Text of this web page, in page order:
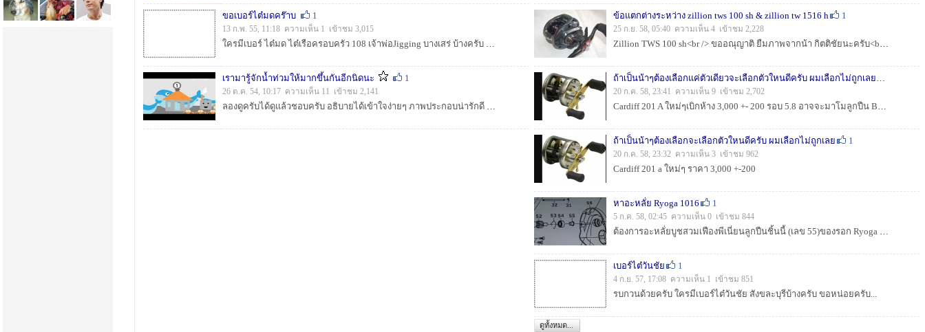
ขอเบอร์ไต๋มดคร๊าบ 1
13 ก.พ. 55, 11:18 ความเห็น 1 เข้าชม 3,015
ใครมีเบอร์ ไต๋มด ไต๋เรือครอบครัว 108 เจ้าพ่อJigging บางเสร่ บ้างครับ ผมรบกวนขอหน่อยครับ พอดีเบอร์ที่ผมมีคือ 081 945 3119 โทรไปแล้ว ไม่สามารถติ...
เรามารู้จักน้ำท่วมให้มากขึ้นกันอีกนิดนะ 1
26 ต.ค. 54, 10:17 ความเห็น 11 เข้าชม 2,141
ลองดูครับได้ดูแล้วชอบครับ อธิบายได้เข้าใจง่ายๆ ภาพประกอบน่ารักดี มีประโยชน์ด้วยครับ...
ข้อแตกต่างระหว่าง zillion tws 100 sh & zillion tw 1516 h 1
25 ก.ย. 58, 05:40 ความเห็น 4 เข้าชม 2,228
Zillion TWS 100 sh<br /> ขออณุญาติ ยืมภาพจากน้า กิตติชัยนะครับ<br /> <br /> <br /> <br /> ...
ถ้าเป็นน้าๆต้องเลือกแค่ตัวเดียวจะเลือกตัวใหนดีครับ ผมเลือกไม่ถูกเลยช่วยเลือกหน่อ
20 ก.ค. 58, 23:41 ความเห็น 9 เข้าชม 2,702
Cardiff 201 A ใหม่ๆเบิกห้าง 3,000 +- 200 รอบ 5.8 อาจจะมาโมลูกปืน BIONIC เพิ่ม อีกคู่นึงเผื่อจะตีลื่นขึ้น ไกลขึ้น โมแผ่นเบรคเพิ่มกำลังอีกนิด...
ถ้าเป็นน้าๆต้องเลือกจะเลือกตัวใหนดีครับ ผมเลือกไม่ถูกเลย 1
20 ก.ค. 58, 23:32 ความเห็น 3 เข้าชม 962
Cardiff 201 a ใหม่ๆ ราคา 3,000 +-200
หาอะหลั่ย Ryoga 1016 1
5 ก.ค. 58, 02:45 ความเห็น 0 เข้าชม 844
ต้องการอะหลั่ยบูชสวมเฟืองพีเนี่ยนลูกปืนชิ้นนี้ (เลข 55)ของรอก Ryoga 1016 ใครพอมี หรือหาซื้อได้ที่ใหนบ้างครับต้องการด่วนๆเลยครับ...
เบอร์ไต๋วันชัย 1
4 ก.ย. 57, 17:08 ความเห็น 1 เข้าชม 851
รบกวนด้วยครับ ใครมีเบอร์ไต๋วันชัย สังขละบุรีบ้างครับ ขอหน่อยครับ...
ดูทั้งหมด...